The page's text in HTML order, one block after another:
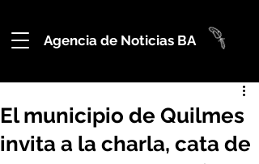
Agencia de Noticias BA
El municipio de Quilmes
invita a la charla, cata de